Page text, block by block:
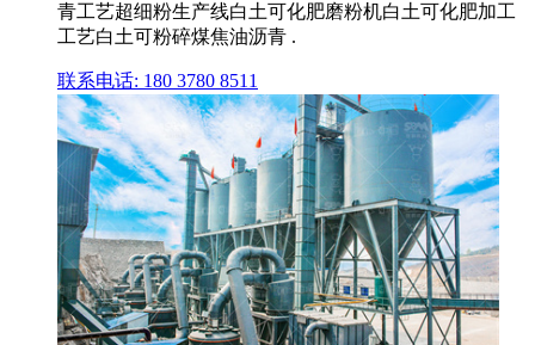
青工艺超细粉生产线白土可化肥磨粉机白土可化肥加工
工艺白土可粉碎煤焦油沥青 .
联系电话: 180 3780 8511